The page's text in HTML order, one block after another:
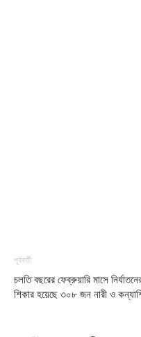
পূর্ববর্তী
চলতি বছরের ফেব্রুয়ারি মাসে
শিকার হয়েছে ৩০৮ জন নারী ও